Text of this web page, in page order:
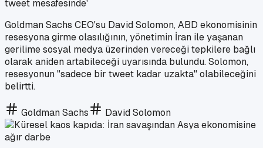
tweet mesafesinde'
Goldman Sachs CEO'su David Solomon, ABD ekonomisinin
resesyona girme olasılığının, yönetimin İran ile yaşanan
gerilime sosyal medya üzerinden vereceği tepkilere bağlı
olarak aniden artabileceği uyarısında bulundu. Solomon,
resesyonun "sadece bir tweet kadar uzakta" olabileceğini
belirtti.
Goldman Sachs David Solomon